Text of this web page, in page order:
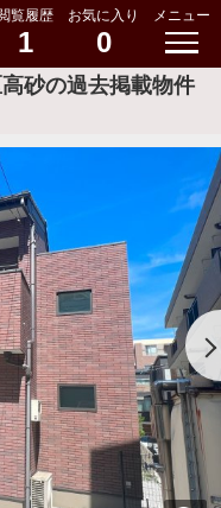
覧履歴
1
お気に入り
0
メニュー
砂の過去掲載物件